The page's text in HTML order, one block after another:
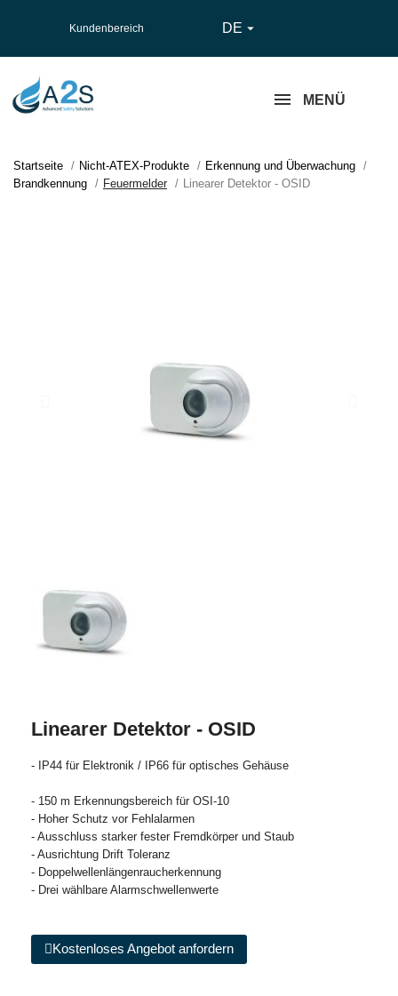
Kundenbereich DE 
MENÜ
Startseite Nicht-ATEX-Produkte
Erkennung und Überwachung
Brandkennung
Feuermelder Linearer Detektor - OSID
Linearer Detektor - OSID
- IP44 für Elektronik / IP66 für optisches Gehäuse
- 150 m Erkennungsbereich für OSI-10
- Hoher Schutz vor Fehlalarmen
- Ausschluss starker fester Fremdkörper und Staub
- Ausrichtung Drift Toleranz
- Doppelwellenlängenraucherkennung
- Drei wählbare Alarmschwellenwerte
Kostenloses Angebot anfordern